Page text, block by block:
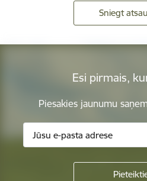
Sniegt
Esi pirmais,
Piesakies jaunumu